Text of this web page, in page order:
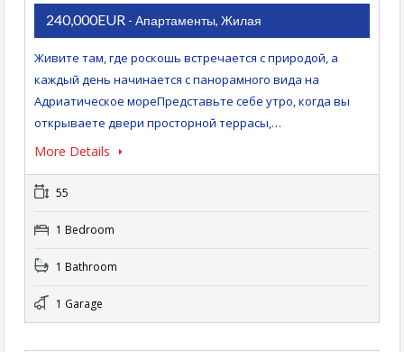
240,000EUR - Апартаменты, Жилая
Живите там, где роскошь встречается с природой, а
каждый день начинается с панорамного вида на
Адриатическое мореПредставьте себе утро, когда вы
открываете двери просторной террасы,…
More Details
55
1 Bedroom
1 Bathroom
1 Garage